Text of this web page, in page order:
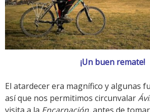
¡Un buen remate!
El atardecer era magnífico y algunas
así que nos permitimos circunvalar